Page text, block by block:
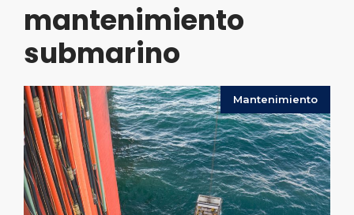
mantenimiento
submarino
Mantenimiento